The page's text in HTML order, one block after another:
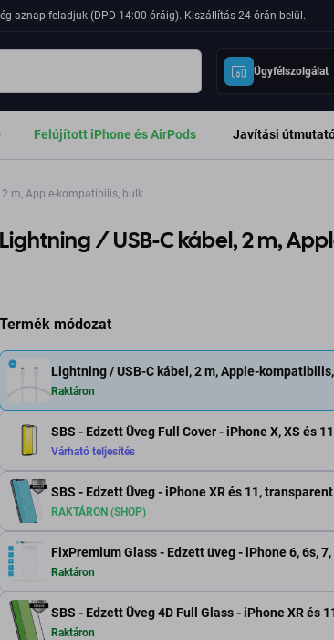
aznap feladjuk (DPD 14:00 óráig). Kiszállítás 24 órán belül.
Ügyfélszolgálat
Felújított iPhone és AirPods Javítási
m, Apple-kompatibilis, bulk
Lightning / USB-C kábel, 2 m,
Termék módozat
SBS - Edzett Üveg Full Cover - iPhone X, XS és
Várható teljesítés
SBS - Edzett Üveg - iPhone XR és 11, transparent
RAKTÁRON (SHOP)
FixPremium Glass - Edzett üveg - iPhone 6, 6s, 7,
Raktáron
SBS - Edzett Üveg 4D Full Glass - iPhone XR és
Raktáron
Lightning / USB-C kábel, 2 m, Apple-
Raktáron